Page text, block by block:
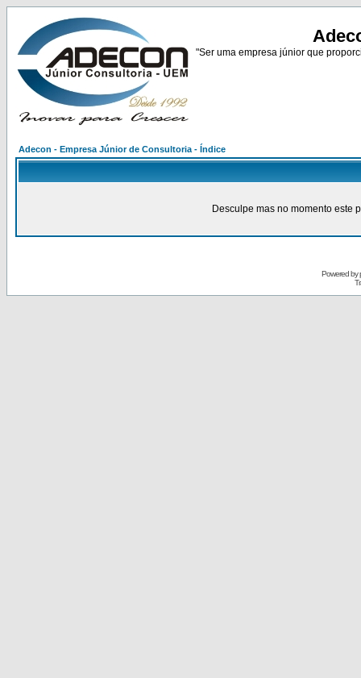
"Ser uma empresa júnior que
Adecon - Empresa Júnior de Consultoria - Índice
Desculpe mas no momento este
Powered by